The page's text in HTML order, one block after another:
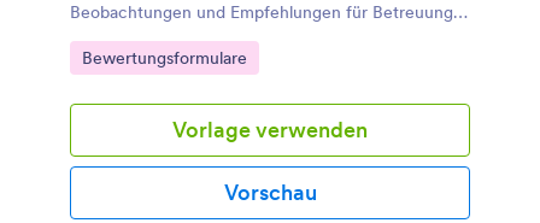
Beobachtungen und Empfehlungen für Betreuung,
Beratung oder Versorgung, und nutzen Sie Jotform
für digitale Datenerhebung und übersichtliche
Go to Category:
Bewertungsformulare
Vorlage verwenden
Vorschau